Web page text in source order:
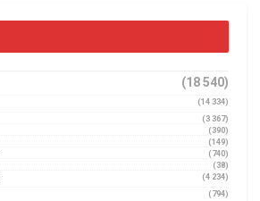
(18 540)
(14 334)
(3 367)
(390)
(149)
(740)
(38)
(4 234)
(794)